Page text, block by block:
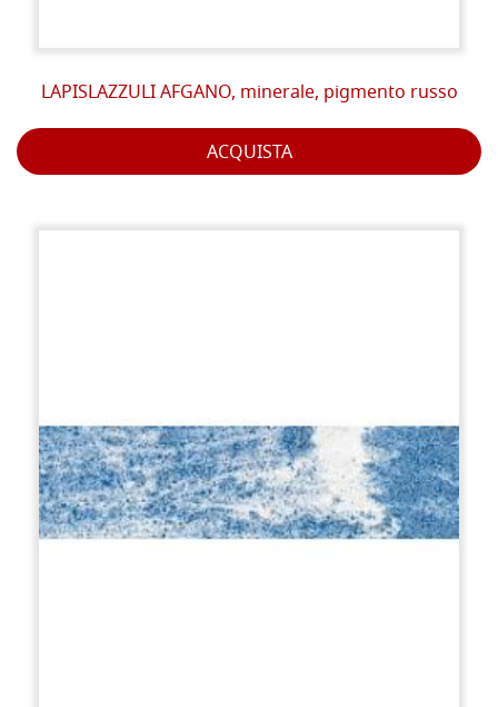
LAPISLAZZULI AFGANO, minerale, pigmento russo
ACQUISTA